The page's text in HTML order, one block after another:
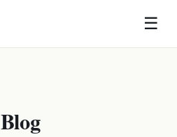
☰
Blog